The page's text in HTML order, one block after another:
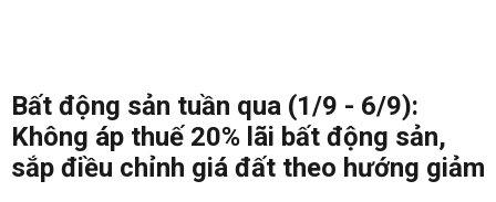
Bất động sản tuần qua (1/9 - 6/9):
Không áp thuế 20% lãi bất động sản,
sắp điều chỉnh giá đất theo hướng giảm